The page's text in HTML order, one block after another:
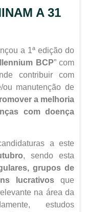
A 31
a 1ª edição do
BCP” com
contribuir com
manutenção de
a melhoria
com doença
a este
, sendo esta
grupos de
lucrativosque
na área da
estudos